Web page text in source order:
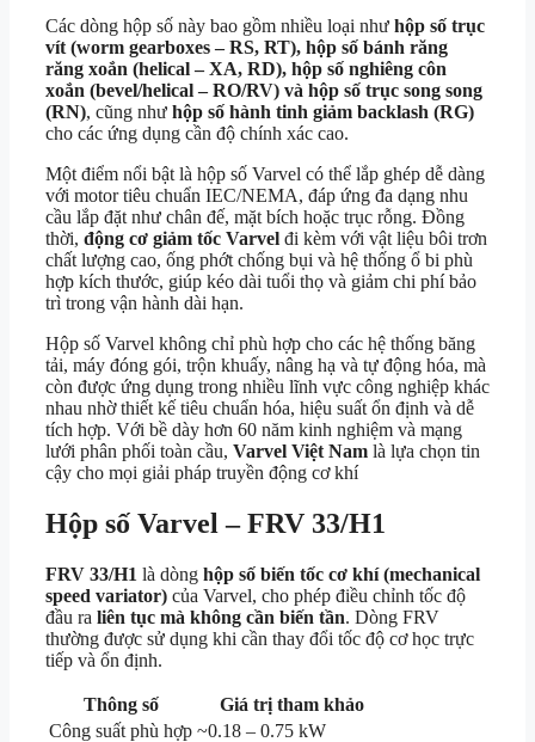
Các dòng hộp số này bao gồm nhiều loại như hộp số trục
vít (worm gearboxes – RS, RT), hộp số bánh răng
răng xoắn (helical – XA, RD), hộp số nghiêng côn
xoắn (bevel/helical – RO/RV) và hộp số trục song song
(RN), cũng như hộp số hành tinh giảm backlash (RG)
cho các ứng dụng cần độ chính xác cao.
Một điểm nổi bật là hộp số Varvel có thể lắp ghép dễ dàng
với motor tiêu chuẩn IEC/NEMA, đáp ứng đa dạng nhu
cầu lắp đặt như chân đế, mặt bích hoặc trục rỗng. Đồng
thời, động cơ giảm tốc Varvel đi kèm với vật liệu bôi trơn
chất lượng cao, ống phớt chống bụi và hệ thống ổ bi phù
hợp kích thước, giúp kéo dài tuổi thọ và giảm chi phí bảo
trì trong vận hành dài hạn.
Hộp số Varvel không chỉ phù hợp cho các hệ thống băng
tải, máy đóng gói, trộn khuấy, nâng hạ và tự động hóa, mà
còn được ứng dụng trong nhiều lĩnh vực công nghiệp khác
nhau nhờ thiết kế tiêu chuẩn hóa, hiệu suất ổn định và dễ
tích hợp. Với bề dày hơn 60 năm kinh nghiệm và mạng
lưới phân phối toàn cầu, Varvel Việt Nam là lựa chọn tin
cậy cho mọi giải pháp truyền động cơ khí
Hộp số Varvel – FRV 33/H1
FRV 33/H1 là dòng hộp số biến tốc cơ khí (mechanical
speed variator) của Varvel, cho phép điều chỉnh tốc độ
đầu ra liên tục mà không cần biến tần. Dòng FRV
thường được sử dụng khi cần thay đổi tốc độ cơ học trực
tiếp và ổn định.
Thông số
Giá trị tham khảo
Công suất phù hợp ~0.18 – 0.75 kW